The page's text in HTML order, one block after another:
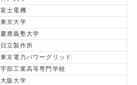
富士電機
東京大学
慶應義塾大学
日立製作所
東京電力パワーグリッド
宇部工業高等専門学校
大阪大学